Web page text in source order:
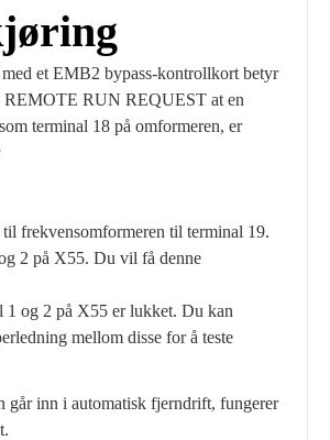
et EMB2 bypass-kontrollkort betyr
REMOTE RUN REQUEST at en
terminal 18 på omformeren, er
frekvensomformeren til terminal 19.
2 på X55. Du vil få denne
1 og 2 på X55 er lukket. Du kan
mellom disse for å teste
går inn i automatisk fjerndrift, fungerer